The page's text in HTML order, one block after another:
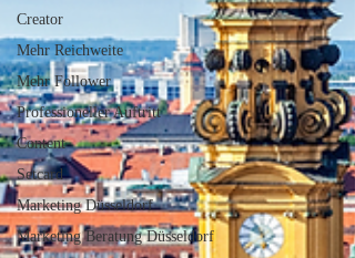
Creator
Mehr Reichweite
Mehr Follower
Professioneller Auftritt
Content
Setcard
Marketing Düsseldorf
Marketing Beratung Düsseldorf